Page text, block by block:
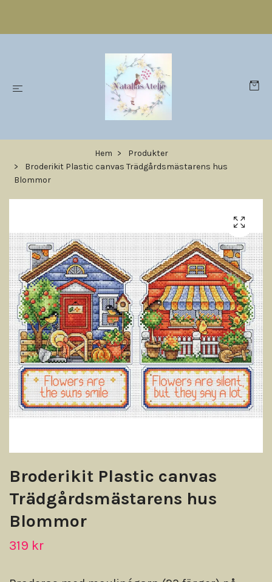
Hem
Produkter
Broderikit Plastic canvas Trädgårdsmästarens hus
Blommor
Broderikit Plastic canvas
Trädgårdsmästarens hus
Blommor
319 kr